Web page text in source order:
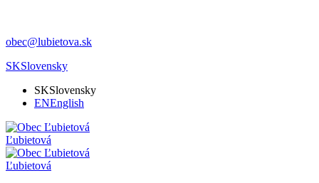
obec@lubietova.sk
SKSlovensky
SKSlovensky
ENEnglish
Ľubietová
Ľubietová